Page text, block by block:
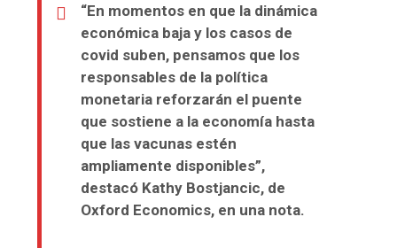
“En momentos en que la dinámica
económica baja y los casos de
covid suben, pensamos que los
responsables de la política
monetaria reforzarán el puente
que sostiene a la economía hasta
que las vacunas estén
ampliamente disponibles”,
destacó Kathy Bostjancic, de
Oxford Economics, en una nota.